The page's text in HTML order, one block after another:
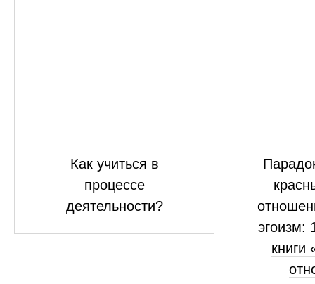
Как учиться в
процессе
деятельности?
эгоизм:
книги